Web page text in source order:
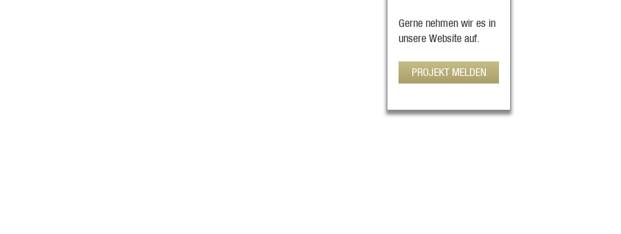
Gerne nehmen wir es in
unsere Website auf.
PROJEKT MELDEN